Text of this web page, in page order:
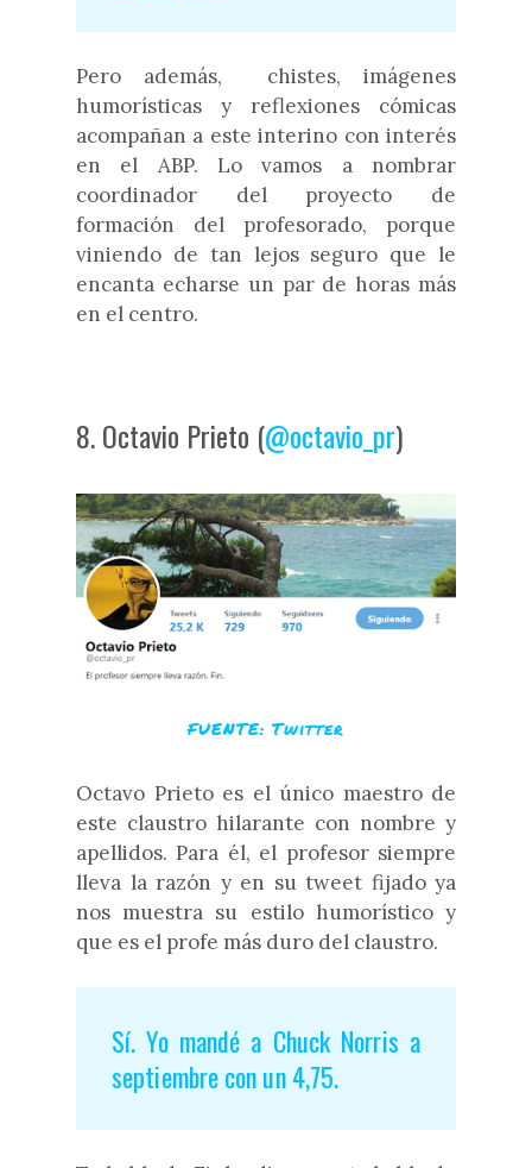
Pero además, chistes, imágenes
humorísticas y reflexiones cómicas
acompañan a este interino con interés
en el ABP. Lo vamos a nombrar
coordinador del proyecto de
formación del profesorado, porque
viniendo de tan lejos seguro que le
encanta echarse un par de horas más
en el centro.
8. Octavio Prieto (@octavio_pr)
FUENTE: Twitter
Octavo Prieto es el único maestro de
este claustro hilarante con nombre y
apellidos. Para él, el profesor siempre
lleva la razón y en su tweet fijado ya
nos muestra su estilo humorístico y
que es el profe más duro del claustro.
Sí. Yo mandé a Chuck Norris a
septiembre con un 4,75.